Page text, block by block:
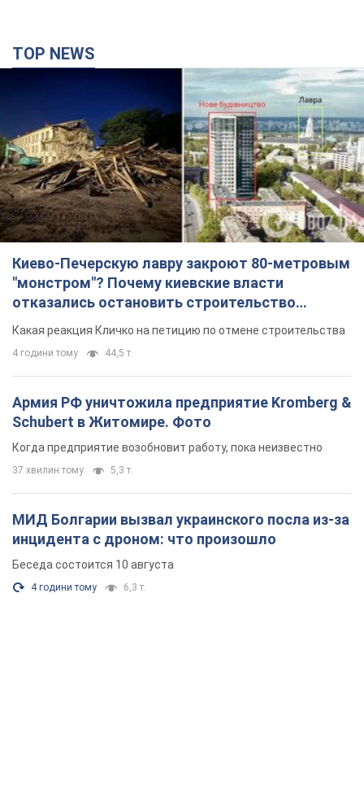
Киево-Печерскую лавру закроют 80-метровым
"монстром"? Почему киевские власти
отказались остановить строительство
небоскреба "московского верующего"
Какая реакция Кличко на петицию по отмене строительства
4 години тому 44,5 т.
Армия РФ уничтожила предприятие Kromberg &
Schubert в Житомире. Фото
Когда предприятие возобновит работу, пока неизвестно
37 хвилин тому 5,3 т.
МИД Болгарии вызвал украинского посла из-за
инцидента с дроном: что произошло
Беседа состоится 10 августа
4 години тому 6,3 т.